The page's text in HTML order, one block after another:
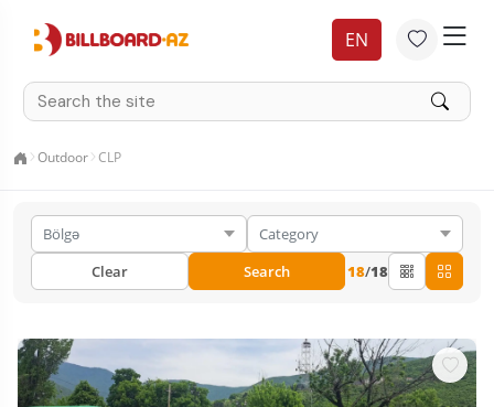
EN
Outdoor CLP
Clear Search 18/18